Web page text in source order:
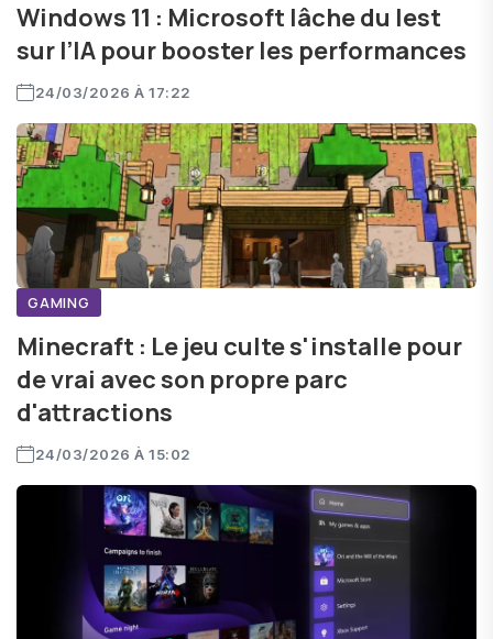
Windows 11 : Microsoft lâche du lest
sur l’IA pour booster les performances
24/03/2026 À 17:22
GAMING
Minecraft : Le jeu culte s'installe pour
de vrai avec son propre parc
d'attractions
24/03/2026 À 15:02